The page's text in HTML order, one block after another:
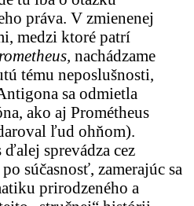
práva. V zmienenej
medzi ktoré patrí
nachádzame
tému neposlušnosti,
sa odmietla
ako aj Prométheus
ľud ohňom).
sprevádza cez
súčasnosť, zamerajúc sa
prirodzeného a